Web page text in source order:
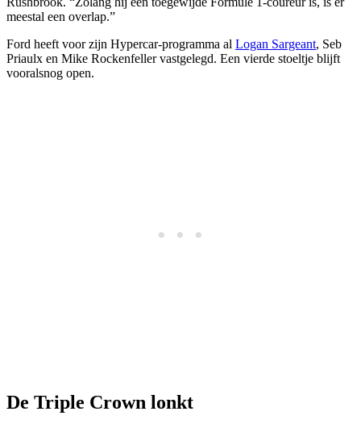
meestal een overlap.”
Ford heeft voor zijn Hypercar-programma al Logan Sargeant, Seb
Priaulx en Mike Rockenfeller vastgelegd. Een vierde stoeltje blijft
vooralsnog open.
De Triple Crown lonkt